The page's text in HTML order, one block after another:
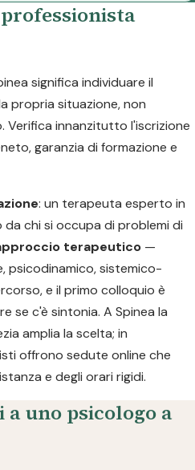
significa individuare il
propria situazione, non
Verifica innanzitutto l'iscrizione
garanzia di formazione e
: un terapeuta esperto in
chi si occupa di problemi di
terapeutico —
sistemico-
e il primo colloquio è
se c'è sintonia. A Spinea la
amplia la scelta; in
offrono sedute online che
e degli orari rigidi.
uno psicologo a